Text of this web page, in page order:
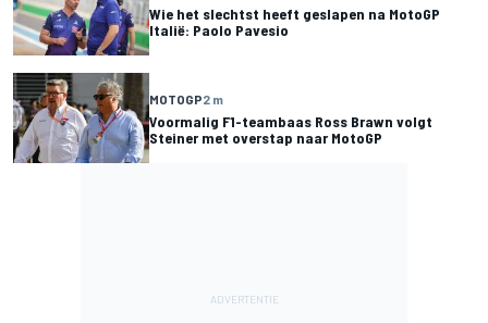
Wie het slechtst heeft geslapen na MotoGP
Italië: Paolo Pavesio
MOTOGP2 m
Voormalig F1-teambaas Ross Brawn volgt
Steiner met overstap naar MotoGP